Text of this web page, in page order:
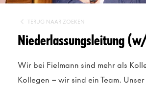
TERUG NAAR ZOEKEN
Niederlassungsleitung
Wir bei Fielmann sind mehr als
Kollegen – wir sind ein Team.